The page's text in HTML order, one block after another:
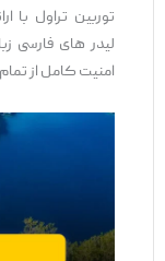
توربین تراول با
لیدر های فارسی
امنیت کامل از